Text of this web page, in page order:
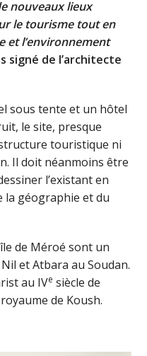
nouveaux lieux
le tourisme tout en
et l’environnement
signé de l’architecte
sous tente et un hôtel
le site, presque
touristique ni
Il doit néanmoins être
l’existant en
la géographie et du
de Méroé sont un
et Atbara au Soudan.
au IVe siècle de
de Koush.